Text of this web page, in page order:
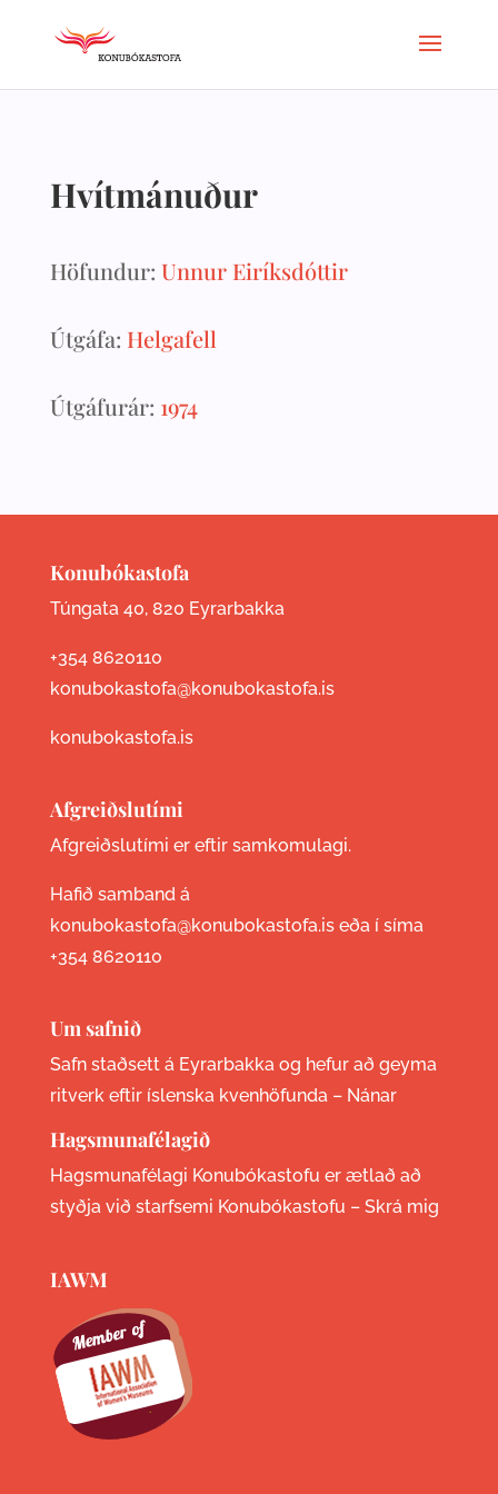
Hvítmánuður
Höfundur: Unnur Eiríksdóttir
Útgáfa: Helgafell
Útgáfurár: 1974
Konubókastofa
Túngata 40, 820 Eyrarbakka
+354 8620110
konubokastofa@konubokastofa.is
konubokastofa.is
Afgreiðslutími
Afgreiðslutími er eftir samkomulagi.
Hafið samband á
konubokastofa@konubokastofa.is eða í síma
+354 8620110
Um safnið
Safn staðsett á Eyrarbakka og hefur að geyma
ritverk eftir íslenska kvenhöfunda – Nánar
Hagsmunafélagið
Hagsmunafélagi Konubókastofu er ætlað að
styðja við starfsemi Konubókastofu – Skrá mig
IAWM